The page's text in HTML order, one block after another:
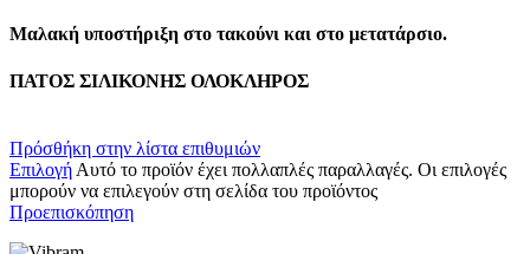
Μαλακή υποστήριξη στο τακούνι και στο μετατάρσιο.
ΠΑΤΟΣ ΣΙΛΙΚΟΝΗΣ ΟΛΟΚΛΗΡΟΣ
Πρόσθήκη στην λίστα επιθυμιών
Επιλογή Αυτό το προϊόν έχει πολλαπλές παραλλαγές. Οι επιλογές
μπορούν να επιλεγούν στη σελίδα του προϊόντος
Προεπισκόπηση